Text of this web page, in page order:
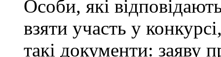
Особи, які
взяти участь у
такі документи: заяву